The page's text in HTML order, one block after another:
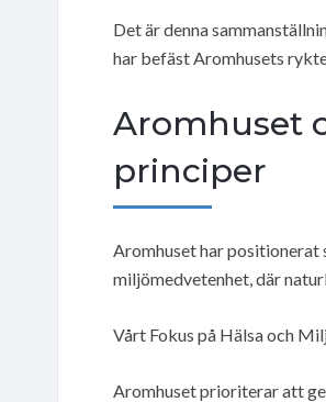
Det är denna
har befäst Aromhusets
Aromhuset
principer
Aromhuset har positionerat
miljömedvetenhet, där
Vårt Fokus på Hälsa och
Aromhuset prioriterar att